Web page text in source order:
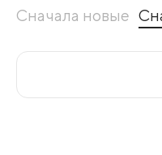
Сначала новые